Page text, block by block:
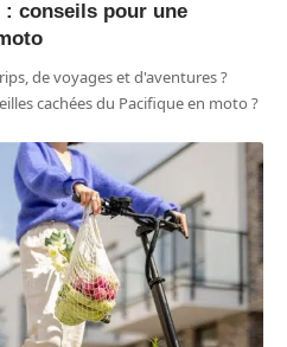
conseils pour une
de voyages et d'aventures ?
cachées du Pacifique en moto ?